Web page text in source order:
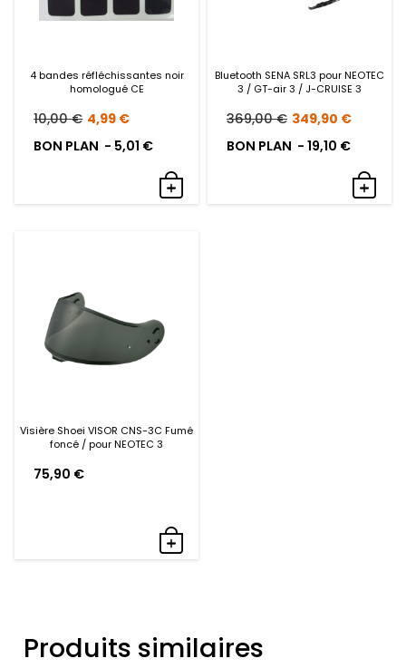
4 bandes réfléchissantes noir
homologué CE
10,00€ Le
prix
était :
4,99 €Le
prix
actuel
est :
BON PLAN - 5,01 €
Bluetooth SENA SRL3 pour NEOTEC
3 / GT-air 3 / J-CRUISE 3
369,00€ Le
prix
était :
349,90 €Le
est :
BON PLAN - 19,10 €
Visière Shoei VISOR CNS-3C Fumé
foncé / pour NEOTEC 3
75,90 €
Produits similaires